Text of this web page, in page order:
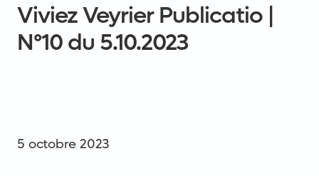
Viviez Veyrier Publicatio |
N°10 du 5.10.2023
5 octobre 2023